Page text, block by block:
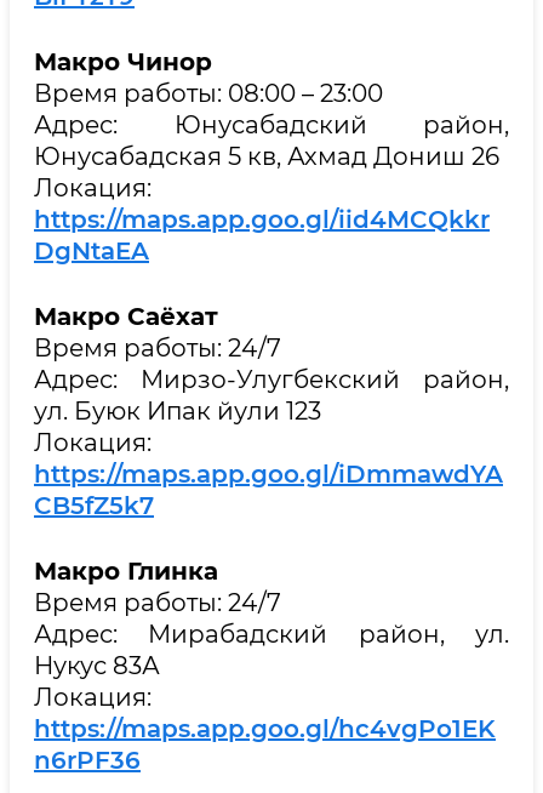
Макро Чинор
Время работы: 08:00 – 23:00
Адрес: Юнусабадский район,
Юнусабадская 5 кв, Ахмад Дониш 26
Локация:
https://maps.app.goo.gl/iid4MCQkkr
DgNtaEA
Макро Саёхат
Время работы: 24/7
Адрес: Мирзо-Улугбекский район,
ул. Буюк Ипак йули 123
Локация:
https://maps.app.goo.gl/iDmmawdYA
CB5fZ5k7
Макро Глинка
Время работы: 24/7
Адрес: Мирабадский район, ул.
Нукус 83А
Локация:
https://maps.app.goo.gl/hc4vgPo1EK
n6rPF36